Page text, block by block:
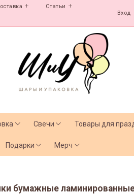
Статьи
Вход
Свечи Товары для
Подарки Мерч
бумажные